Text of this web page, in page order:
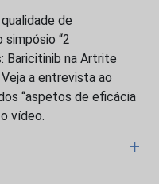
de
“2
Baricitinib na Artrite
a entrevista ao
“aspetos de eficácia
vídeo.
+